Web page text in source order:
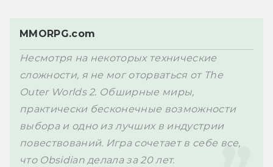
MMORPG.com
Несмотря на некоторых технические
сложности, я не мог оторваться от The
Outer Worlds 2. Обширные миры,
практически бесконечные возможности
выбора и одно из лучших в индустрии
повествований. Игра сочетает в себе все,
что Obsidian делала за 20 лет.